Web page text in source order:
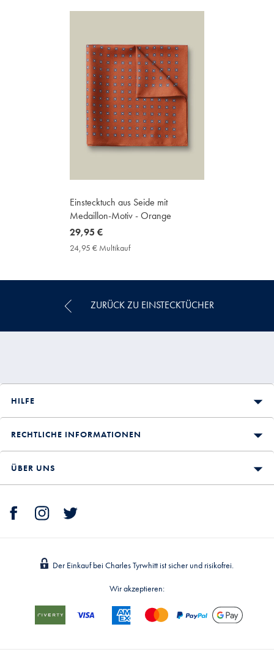
Einstecktuch aus Seide mit
Medaillon-Motiv - Orange
now
29,95
29,95 €
24,95 € Multikauf24,95
Price
ZURÜCK ZU EINSTECKTÜCHER
HILFE
RECHTLICHE INFORMATIONEN
ÜBER UNS
Der Einkauf bei Charles Tyrwhitt ist sicher und risikofrei.
Wir akzeptieren: